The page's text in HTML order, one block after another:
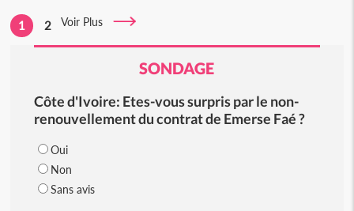
1 2 Voir Plus
SONDAGE
Côte d'Ivoire: Etes-vous surpris par le non-
renouvellement du contrat de Emerse Faé ?
Oui
Non
Sans avis